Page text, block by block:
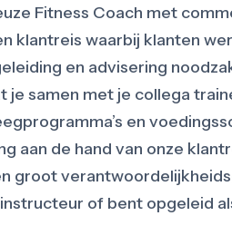
Fitness Coach met
waarbij klanten
en advisering
samen met je collega
en
de hand van onze
groot
of bent opgeleid